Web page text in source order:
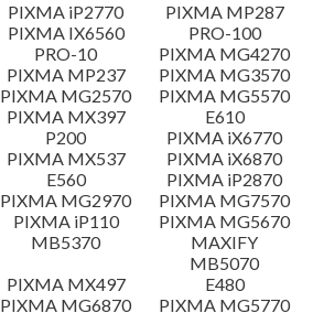
PIXMA iP2770
PIXMA MP287
PIXMA IX6560
PRO-100
PRO-10
PIXMA MG4270
PIXMA MP237
PIXMA MG3570
PIXMA MG2570
PIXMA MG5570
PIXMA MX397
E610
P200
PIXMA iX6770
PIXMA MX537
PIXMA iX6870
E560
PIXMA iP2870
PIXMA MG2970
PIXMA MG7570
PIXMA iP110
PIXMA MG5670
MB5370
MAXIFY
MB5070
PIXMA MX497
E480
PIXMA MG6870
PIXMA MG5770